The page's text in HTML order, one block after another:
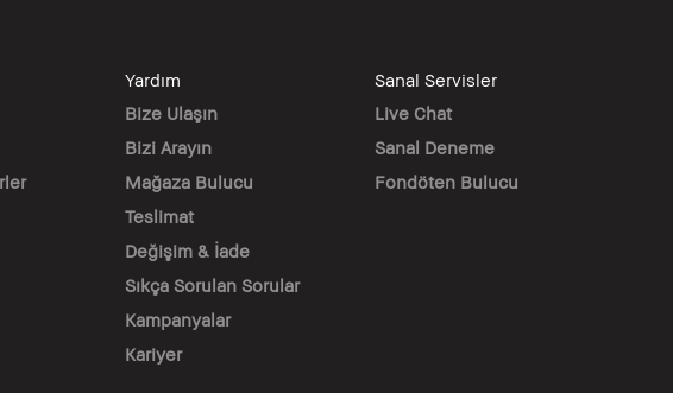
Yardım
Bize Ulaşın
Bizi Arayın
Mağaza Bulucu
Teslimat
Değişim & İade
Sıkça Sorulan Sorular
Kampanyalar
Kariyer
Sanal Servisler
Live Chat
Sanal Deneme
Fondöten Bulucu